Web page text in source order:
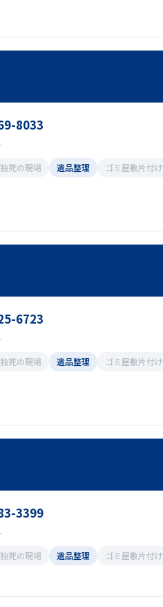
8033
死の現場 遺品整理 ゴミ屋敷片付け
6723
死の現場 遺品整理 ゴミ屋敷片付け
3399
死の現場 遺品整理 ゴミ屋敷片付け